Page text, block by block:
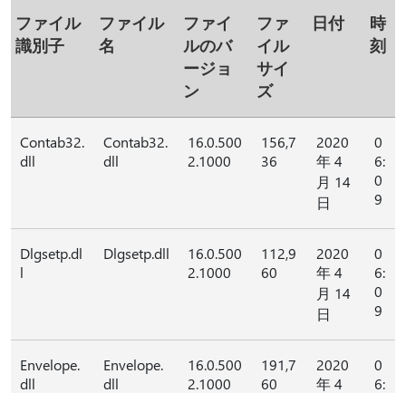
ファイル
識別子
ファイル
名
ファイ
ルのバ
ージョ
ン
ファ
イル
サイ
ズ
日付
時
刻
Contab32.
dll
Contab32.
dll
16.0.500
2.1000
156,7
36
2020
年 4
月 14
日
0
6:
0
9
Dlgsetp.dl
l
Dlgsetp.dll
16.0.500
2.1000
112,9
60
2020
年 4
月 14
日
0
6:
0
9
Envelope.
dll
Envelope.
dll
16.0.500
2.1000
191,7
60
2020
年 4
0
6: